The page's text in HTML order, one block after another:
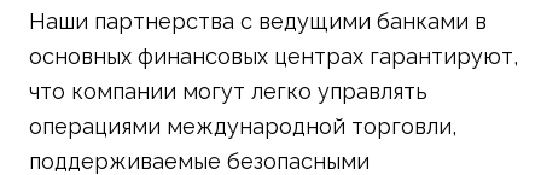
Наши партнерства с ведущими банками в
основных финансовых центрах гарантируют,
что компании могут легко управлять
операциями международной торговли,
поддерживаемые безопасными